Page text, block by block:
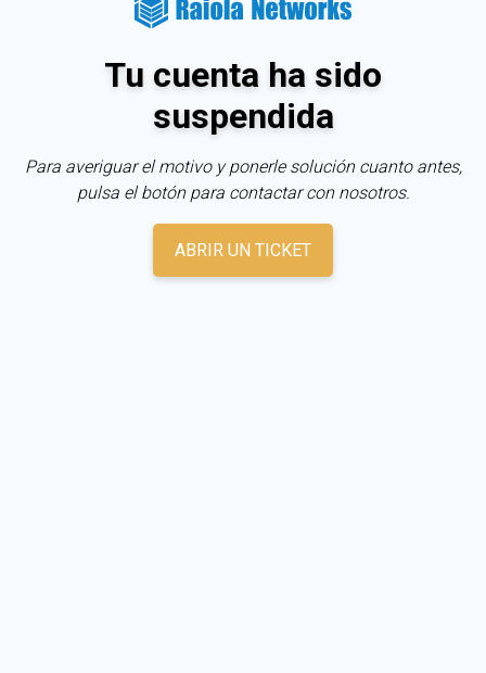
Tu cuenta ha sido
suspendida
Para averiguar el motivo y ponerle solución cuanto antes,
pulsa el botón para contactar con nosotros.
ABRIR UN TICKET